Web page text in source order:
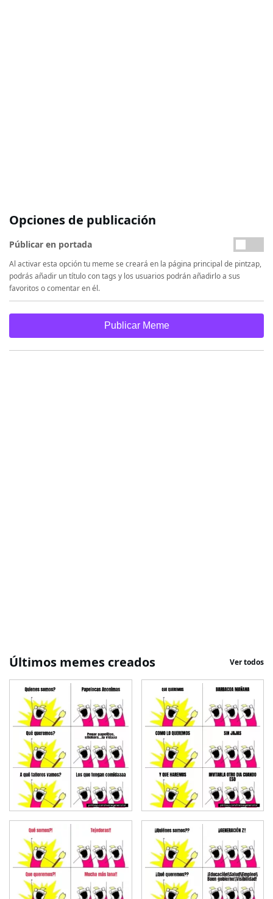
Opciones de publicación
Públicar en portada
Al activar esta opción tu meme se creará en la página principal de pintzap,
podrás añadir un título con tags y los usuarios podrán añadirlo a sus
favoritos o comentar en él.
Publicar Meme
Últimos memes creados Ver todos